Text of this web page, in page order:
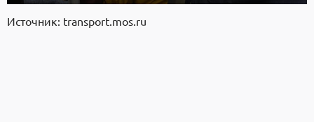
Источник: transport.mos.ru